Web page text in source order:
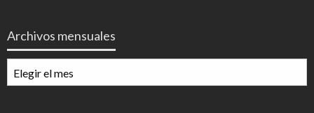
Archivos mensuales
mensuales